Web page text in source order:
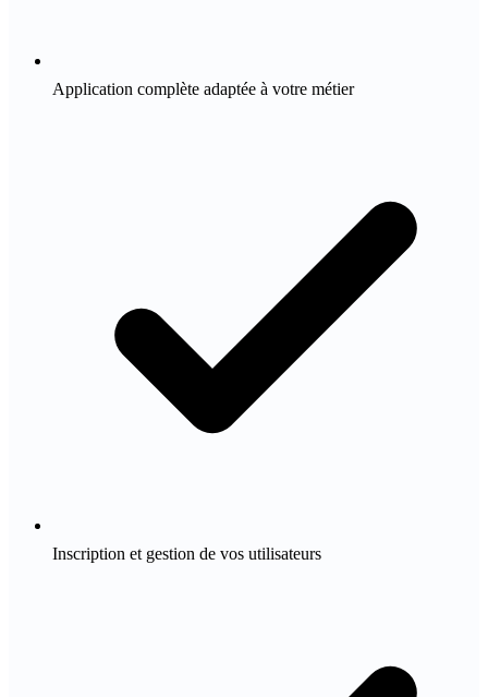
Application complète adaptée à votre métier
Inscription et gestion de vos utilisateurs